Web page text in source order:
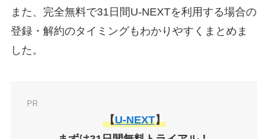
また、完全無料で31日間U-NEXTを利用する場合の
登録・解約のタイミングもわかりやすくまとめま
した。
PR
【U-NEXT】